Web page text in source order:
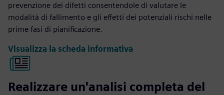
prevenzione dei difetti consentendole di valutare le
modalità di fallimento e gli effetti dei potenziali rischi nelle
prime fasi di pianificazione.
Visualizza la scheda informativa
Realizzare un'analisi completa del